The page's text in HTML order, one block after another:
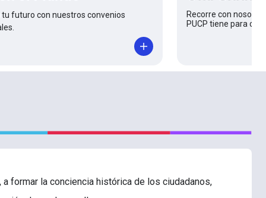
futuro con nuestros convenios
Recorre con
PUCP tiene para
formar la conciencia histórica de los ciudadanos,